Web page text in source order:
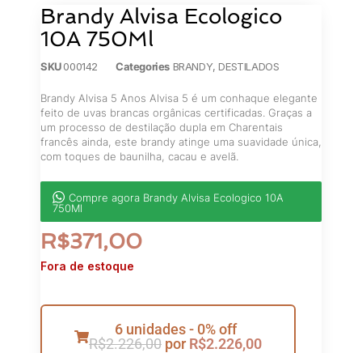
Brandy Alvisa Ecologico
10A 750Ml
SKU000142 Categories BRANDY, DESTILADOS
Brandy Alvisa 5 Anos Alvisa 5 é um conhaque elegante
feito de uvas brancas orgânicas certificadas. Graças a
um processo de destilação dupla em Charentais
francês ainda, este brandy atinge uma suavidade única,
com toques de baunilha, cacau e avelã.
Compre agora Brandy Alvisa Ecologico 10A
750Ml
R$371,00
Fora de estoque
6 unidades - 0% off
R$2.226,00 por R$2.226,00